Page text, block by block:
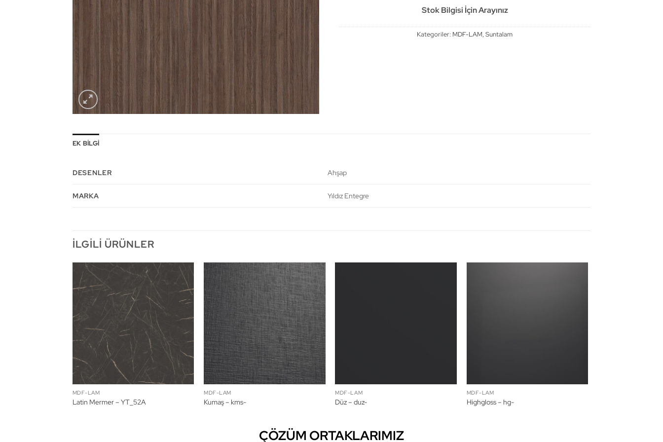
Stok Bilgisi İçin Arayınız
Kategoriler: MDF-LAM,Suntalam
EK BILGI
DESENLER Ahşap
MARKA Yıldız Entegre
İLGILI ÜRÜNLER
MDF-LAM
Latin Mermer – YT_52A
MDF-LAM
Kumaş – kms-
MDF-LAM
Düz – duz-
MDF-LAM
Highgloss – hg-
ÇÖZÜM ORTAKLARIMIZ